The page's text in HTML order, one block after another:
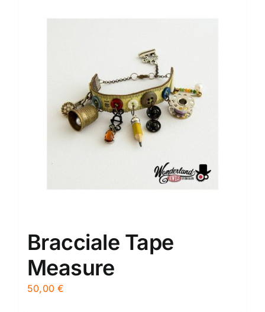
Bracciale Tape
Measure
50,00€